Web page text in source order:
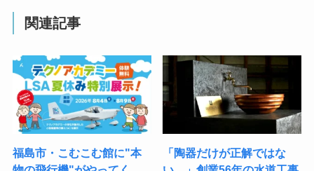
関連記事
福島市・こむこむ館に"本
「陶器だけが正解ではな